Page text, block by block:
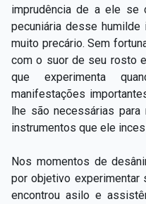
imprudência de a ele se
pecuniária desse
muito precário. Sem
com o suor de seu rosto
que experimenta
manifestações
lhe são necessárias
instrumentos que ele
Nos momentos de
por objetivo experimentar
encontrou asilo e